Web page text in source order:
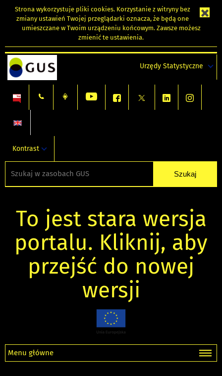
Strona wykorzystuje pliki cookies. Korzystanie z witryny bez
zmiany ustawień Twojej przeglądarki oznacza, że będą one
umieszczane w Twoim urządzeniu końcowym. Zawsze możesz
zmienić te ustawienia.
Urzędy Statystyczne
Kontrast
To jest stara wersja
portalu. Kliknij, aby
przejść do nowej
wersji
Menu główne